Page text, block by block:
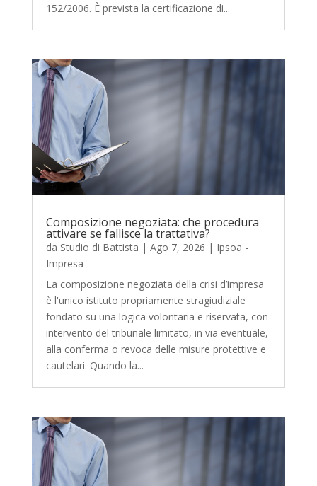
152/2006. È prevista la certificazione di...
Composizione negoziata: che procedura
attivare se fallisce la trattativa?
da Studio di Battista | Ago 7, 2026 | Ipsoa -
Impresa
La composizione negoziata della crisi d’impresa
è l'unico istituto propriamente stragiudiziale
fondato su una logica volontaria e riservata, con
intervento del tribunale limitato, in via eventuale,
alla conferma o revoca delle misure protettive e
cautelari. Quando la...